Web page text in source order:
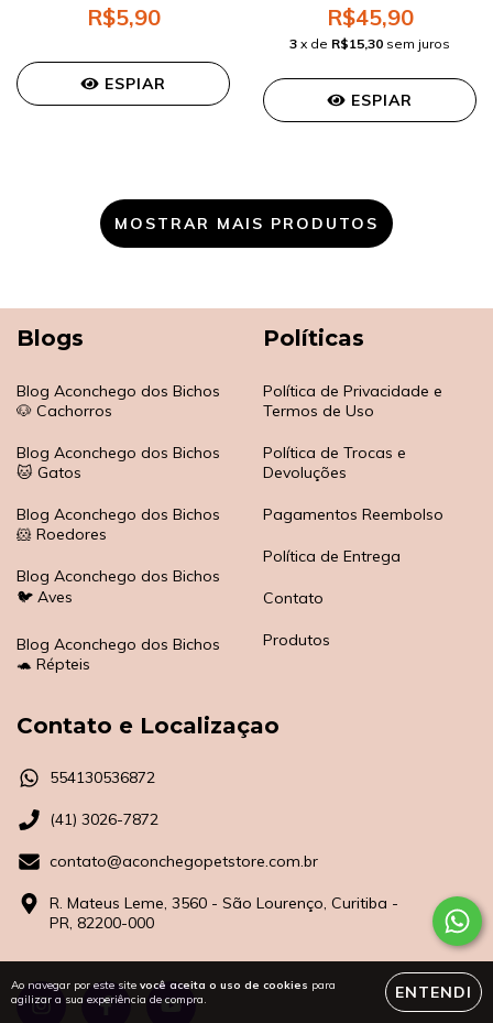
Ao navegar por este site você aceita o uso de cookies para
agilizar a sua experiência de compra.
ENTENDI
R$5,90
ESPIAR
R$45,90
3 x de R$15,30 sem juros
ESPIAR
MOSTRAR MAIS PRODUTOS
Blogs
Blog Aconchego dos Bichos
🐶 Cachorros
Blog Aconchego dos Bichos
🐱 Gatos
Blog Aconchego dos Bichos
🐹 Roedores
Blog Aconchego dos Bichos
🐦 Aves
Blog Aconchego dos Bichos
🐢 Répteis
Políticas
Política de Privacidade e
Termos de Uso
Política de Trocas e
Devoluções
Pagamentos Reembolso
Política de Entrega
Contato
Produtos
Contato e Localizaçao
554130536872
(41) 3026-7872
contato@aconchegopetstore.com.br
R. Mateus Leme, 3560 - São Lourenço, Curitiba -
PR, 82200-000